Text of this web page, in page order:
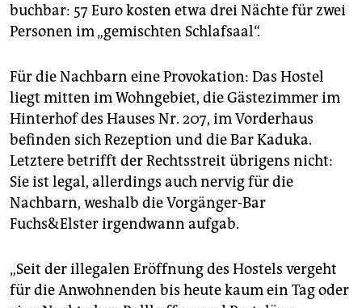
buchbar: 57 Euro kosten etwa drei Nächte für zwei
Personen im „gemischten Schlafsaal“.
Für die Nachbarn eine Provokation: Das Hostel
liegt mitten im Wohngebiet, die Gästezimmer im
Hinterhof des Hauses Nr. 207, im Vorderhaus
befinden sich Rezeption und die Bar Kaduka.
Letztere betrifft der Rechtsstreit übrigens nicht:
Sie ist legal, allerdings auch nervig für die
Nachbarn, weshalb die Vorgänger-Bar
Fuchs&Elster irgendwann aufgab.
„Seit der illegalen Eröffnung des Hostels vergeht
für die Anwohnenden bis heute kaum ein Tag oder